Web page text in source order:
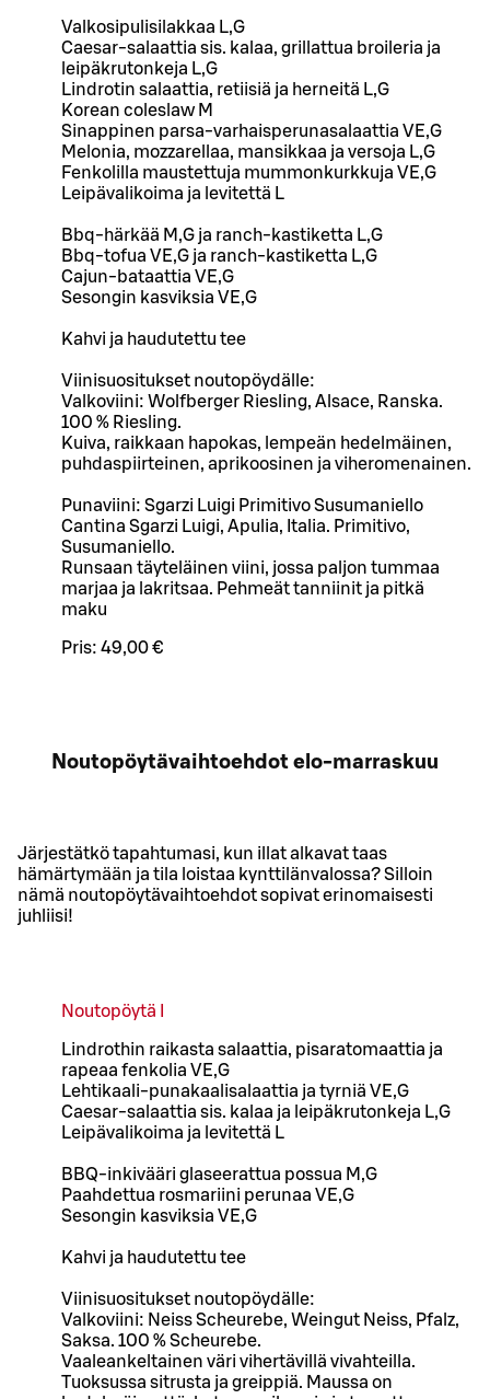
Valkosipulisilakkaa L,G
Caesar-salaattia sis. kalaa, grillattua broileria ja
leipäkrutonkeja L,G
Lindrotin salaattia, retiisiä ja herneitä L,G
Korean coleslaw M
Sinappinen parsa-varhaisperunasalaattia VE,G
Melonia, mozzarellaa, mansikkaa ja versoja L,G
Fenkolilla maustettuja mummonkurkkuja VE,G
Leipävalikoima ja levitettä L
Bbq-härkää M,G ja ranch-kastiketta L,G
Bbq-tofua VE,G ja ranch-kastiketta L,G
Cajun-bataattia VE,G
Sesongin kasviksia VE,G
Kahvi ja haudutettu tee
Viinisuositukset noutopöydälle:
Valkoviini: Wolfberger Riesling, Alsace, Ranska.
100 % Riesling.
Kuiva, raikkaan hapokas, lempeän hedelmäinen,
puhdaspiirteinen, aprikoosinen ja viheromenainen.
Punaviini: Sgarzi Luigi Primitivo Susumaniello
Cantina Sgarzi Luigi, Apulia, Italia. Primitivo,
Susumaniello.
Runsaan täyteläinen viini, jossa paljon tummaa
marjaa ja lakritsaa. Pehmeät tanniinit ja pitkä
maku
Pris: 49,00 €
Noutopöytävaihtoehdot elo-marraskuu
Järjestätkö tapahtumasi, kun illat alkavat taas
hämärtymään ja tila loistaa kynttilänvalossa? Silloin
nämä noutopöytävaihtoehdot sopivat erinomaisesti
juhliisi!
Noutopöytä I
Lindrothin raikasta salaattia, pisaratomaattia ja
rapeaa fenkolia VE,G
Lehtikaali-punakaalisalaattia ja tyrniä VE,G
Caesar-salaattia sis. kalaa ja leipäkrutonkeja L,G
Leipävalikoima ja levitettä L
BBQ-inkivääri glaseerattua possua M,G
Paahdettua rosmariini perunaa VE,G
Sesongin kasviksia VE,G
Kahvi ja haudutettu tee
Viinisuositukset noutopöydälle:
Valkoviini: Neiss Scheurebe, Weingut Neiss, Pfalz,
Saksa. 100 % Scheurebe.
Vaaleankeltainen väri vihertävillä vivahteilla.
Tuoksussa sitrusta ja greippiä. Maussa on